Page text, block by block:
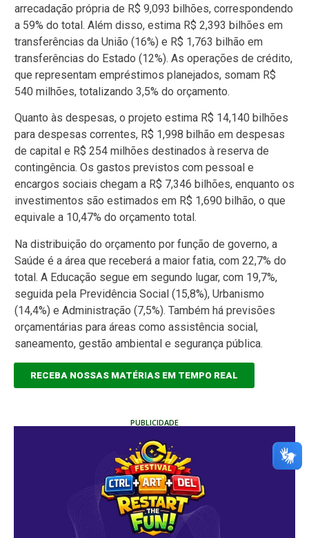
arrecadação própria de R$ 9,093 bilhões, correspondendo
a 59% do total. Além disso, estima R$ 2,393 bilhões em
transferências da União (16%) e R$ 1,763 bilhão em
transferências do Estado (12%). As operações de crédito,
que representam empréstimos planejados, somam R$
540 milhões, totalizando 3,5% do orçamento.
Quanto às despesas, o projeto estima R$ 14,140 bilhões
para despesas correntes, R$ 1,998 bilhão em despesas
de capital e R$ 254 milhões destinados à reserva de
contingência. Os gastos previstos com pessoal e
encargos sociais chegam a R$ 7,346 bilhões, enquanto os
investimentos são estimados em R$ 1,690 bilhão, o que
equivale a 10,47% do orçamento total.
Na distribuição do orçamento por função de governo, a
Saúde é a área que receberá a maior fatia, com 22,7% do
total. A Educação segue em segundo lugar, com 19,7%,
seguida pela Previdência Social (15,8%), Urbanismo
(14,4%) e Administração (7,5%). Também há previsões
orçamentárias para áreas como assistência social,
saneamento, gestão ambiental e segurança pública.
RECEBA NOSSAS MATÉRIAS EM TEMPO REAL
PUBLICIDADE